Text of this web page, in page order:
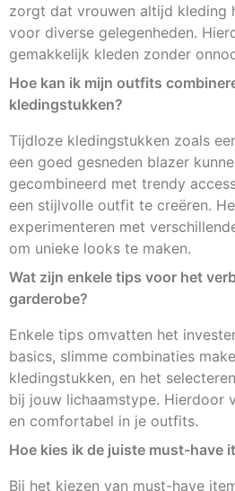
zorgt dat vrouwen altijd kleding
voor diverse gelegenheden.
gemakkelijk kleden zonder
Hoe kan ik mijn outfits
kledingstukken?
Tijdloze kledingstukken zoals
een goed gesneden blazer
gecombineerd met trendy
een stijlvolle outfit te creëren.
experimenteren met
om unieke looks te maken.
Wat zijn enkele tips voor het
garderobe?
Enkele tips omvatten het
basics, slimme combinaties
kledingstukken, en het
bij jouw lichaamstype. Hierdoor
en comfortabel in je outfits.
Hoe kies ik de juiste must-have
Bij het kiezen van must-have